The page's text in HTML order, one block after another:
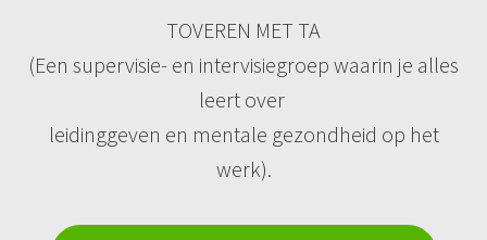
TOVEREN MET TA
(Een supervisie- en intervisiegroep waarin je alles
leert over
leidinggeven en mentale gezondheid op het
werk).